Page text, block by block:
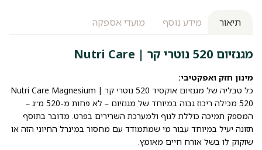
תיאור מידע נוסף מועדי אספקה
מגנזיום 520 נוטרי קר | Nutri Care
מינון חזק ואפקטיבי:
כל טבליה של מגנזיום אוקסיד 520 נוטרי קר | Nutri Care Magnesium
520 מכילה ריכוז גבוה במיוחד של מגנזיום – לא פחות מ-520 מ״ג –
המספק תמיכה כוללת לגוף ולמערכת השרירים בפרט. מדובר בתוסף
תזונה יעיל במיוחד עבור מי שמתמודד עם מחסור במינרל החיוני הזה או
שזקוק לו בשל אורח חיים מאומץ.